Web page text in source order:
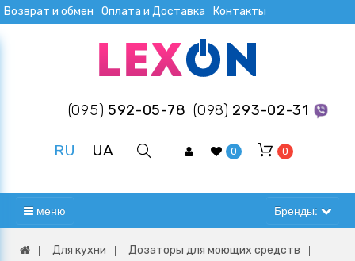
Возврат и обмен Оплата и Доставка Контакты
(095) 592-05-78 (098) 293-02-31
RU UA 0 0
меню Бренды:
Для кухни
Дозаторы для моющих средств